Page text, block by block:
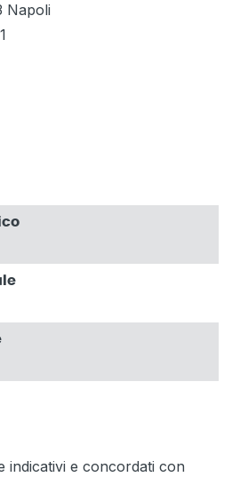
Napoli
indicativi e concordati con